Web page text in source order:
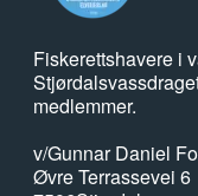
Fiskerettshavere i
medlemmer.
v/Gunnar Daniel
Øvre Terrassevei 6